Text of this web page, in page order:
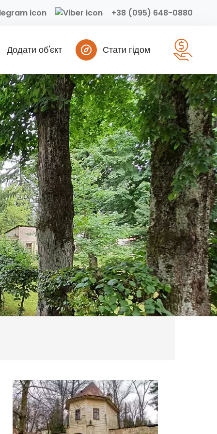
+38 (095) 648-0880
Додати об'єкт Стати гідом